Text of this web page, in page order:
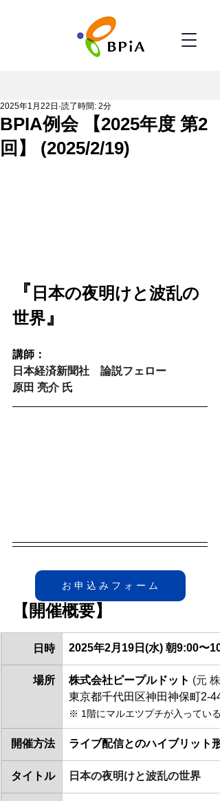
BPIA例会 【2025年度 第2
回】 (2025/2/19)
2025年1月22日 読了時間: 2分
『 日本の夜明けと波乱の
世界』
講師：
日本経済新聞社　論説フェロー
原田 亮介 氏
お 申 込 み フ ォ ー ム
【開催概要】
日時 2025年2月19日(水) 朝9:00〜
場所 株式会社ピープルドット (元
東京都千代田区神田神保町2-
※ 1階にマルエツプチが入ってい
開催方法 ライブ配信とのハイブリット
タイトル 日本の夜明けと波乱の世界